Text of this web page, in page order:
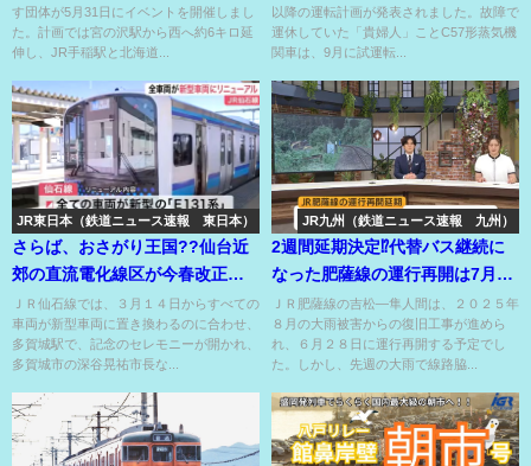
す団体が5月31日にイベントを開催しまし
た。計画では宮の沢駅から西へ約6キロ延
伸し、JR手稲駅と北海道...
以降の運転計画が発表されました。故障で
運休していた「貴婦人」ことC57形蒸気機
関車は、9月に試運転...
JR東日本（鉄道ニュース速報 東日本）
さらば、おさがり王国??仙台近
郊の直流電化線区が今春改正か
ら全車新型に移行⁉
ＪＲ仙石線では、３月１４日からすべての
車両が新型車両に置き換わるのに合わせ、
多賀城駅で、記念のセレモニーが開かれ、
多賀城市の深谷晃祐市長な...
JR九州（鉄道ニュース速報 九州）
2週間延期決定⁉代替バス継続に
なった肥薩線の運行再開は7月中
旬頃か？
ＪＲ肥薩線の吉松―隼人間は、２０２５年
８月の大雨被害からの復旧工事が進めら
れ、６月２８日に運行再開する予定でし
た。しかし、先週の大雨で線路脇...